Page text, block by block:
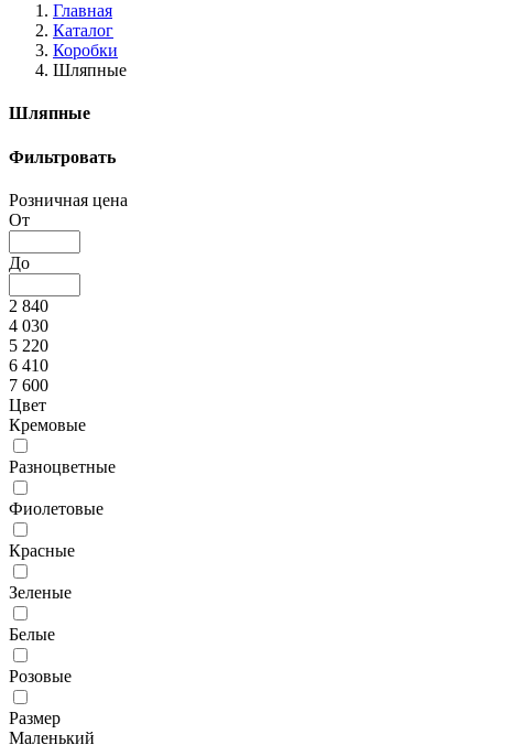
Главная
Каталог
Коробки
Шляпные
Шляпные
Фильтровать
Розничная цена
От
До
2 840
4 030
5 220
6 410
7 600
Цвет
Кремовые
Разноцветные
Фиолетовые
Красные
Зеленые
Белые
Розовые
Размер
Маленький